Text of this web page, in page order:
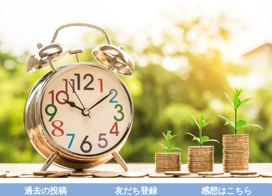
過去の投稿 友だち登録 感想はこちら